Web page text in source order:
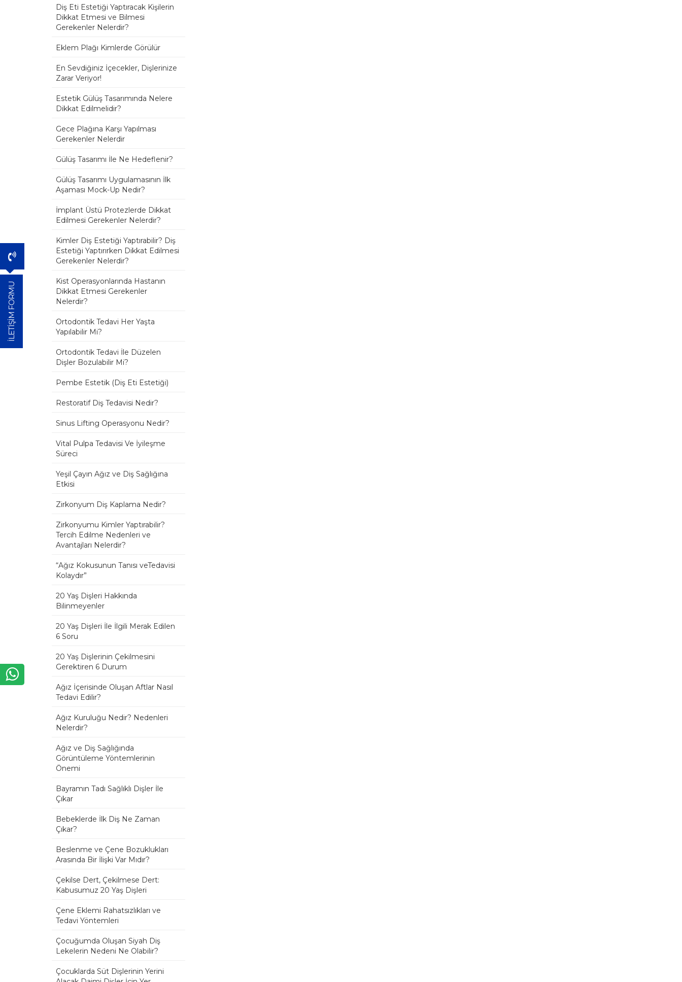
İLETİŞİM FORMU
Diş Eti Estetiği Yaptıracak Kişilerin
Dikkat Etmesi ve Bilmesi
Gerekenler Nelerdir?
Eklem Plağı Kimlerde Görülür
En Sevdiğiniz İçecekler, Dişlerinize
Zarar Veriyor!
Estetik Gülüş Tasarımında Nelere
Dikkat Edilmelidir?
Gece Plağına Karşı Yapılması
Gerekenler Nelerdir
Gülüş Tasarımı İle Ne Hedeflenir?
Gülüş Tasarımı Uygulamasının İlk
Aşaması Mock-Up Nedir?
İmplant Üstü Protezlerde Dikkat
Edilmesi Gerekenler Nelerdir?
Kimler Diş Estetiği Yaptırabilir? Diş
Estetiği Yaptırırken Dikkat Edilmesi
Gerekenler Nelerdir?
Kist Operasyonlarında Hastanın
Dikkat Etmesi Gerekenler
Nelerdir?
Ortodontik Tedavi Her Yaşta
Yapılabilir Mi?
Ortodontik Tedavi İle Düzelen
Dişler Bozulabilir Mi?
Pembe Estetik (Diş Eti Estetiği)
Restoratif Diş Tedavisi Nedir?
Sinus Lifting Operasyonu Nedir?
Vital Pulpa Tedavisi Ve İyileşme
Süreci
Yeşil Çayın Ağız ve Diş Sağlığına
Etkisi
Zirkonyum Diş Kaplama Nedir?
Zirkonyumu Kimler Yaptırabilir?
Tercih Edilme Nedenleri ve
Avantajları Nelerdir?
“Ağız Kokusunun Tanısı veTedavisi
Kolaydır”
20 Yaş Dişleri Hakkında
Bilinmeyenler
20 Yaş Dişleri İle İlgili Merak Edilen
6 Soru
20 Yaş Dişlerinin Çekilmesini
Gerektiren 6 Durum
Ağız İçerisinde Oluşan Aftlar Nasıl
Tedavi Edilir?
Ağız Kuruluğu Nedir? Nedenleri
Nelerdir?
Ağız ve Diş Sağlığında
Görüntüleme Yöntemlerinin
Önemi
Bayramın Tadı Sağlıklı Dişler İle
Çıkar
Bebeklerde İlk Diş Ne Zaman
Çıkar?
Beslenme ve Çene Bozuklukları
Arasında Bir İlişki Var Mıdır?
Çekilse Dert, Çekilmese Dert:
Kabusumuz 20 Yaş Dişleri
Çene Eklemi Rahatsızlıkları ve
Tedavi Yöntemleri
Çocuğumda Oluşan Siyah Diş
Lekelerin Nedeni Ne Olabilir?
Çocuklarda Süt Dişlerinin Yerini